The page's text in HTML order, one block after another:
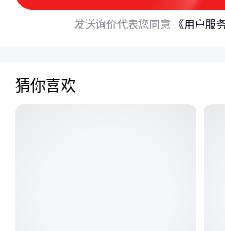
发送询价代表您同意 《用户服
猜你喜欢